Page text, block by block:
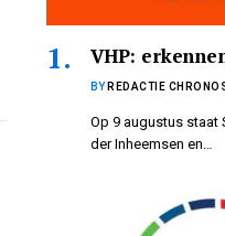
VHP:
BY REDACTIE
Op 9 augustus staat
der Inheemsen en…